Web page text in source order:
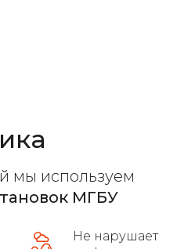
лучшие марки бетона
мы используем
МГБУ
Не нарушает